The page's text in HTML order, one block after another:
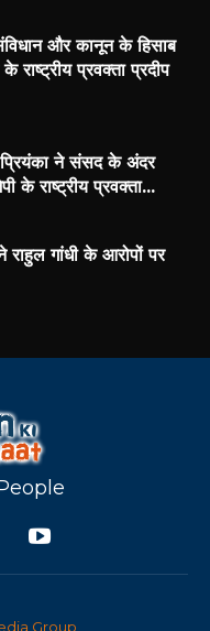
और कानून के हिसाब
राष्ट्रीय प्रवक्ता प्रदीप
प्रियंका ने संसद के अंदर
के राष्ट्रीय प्रवक्ता...
राहुल गांधी के आरोपों पर
Group